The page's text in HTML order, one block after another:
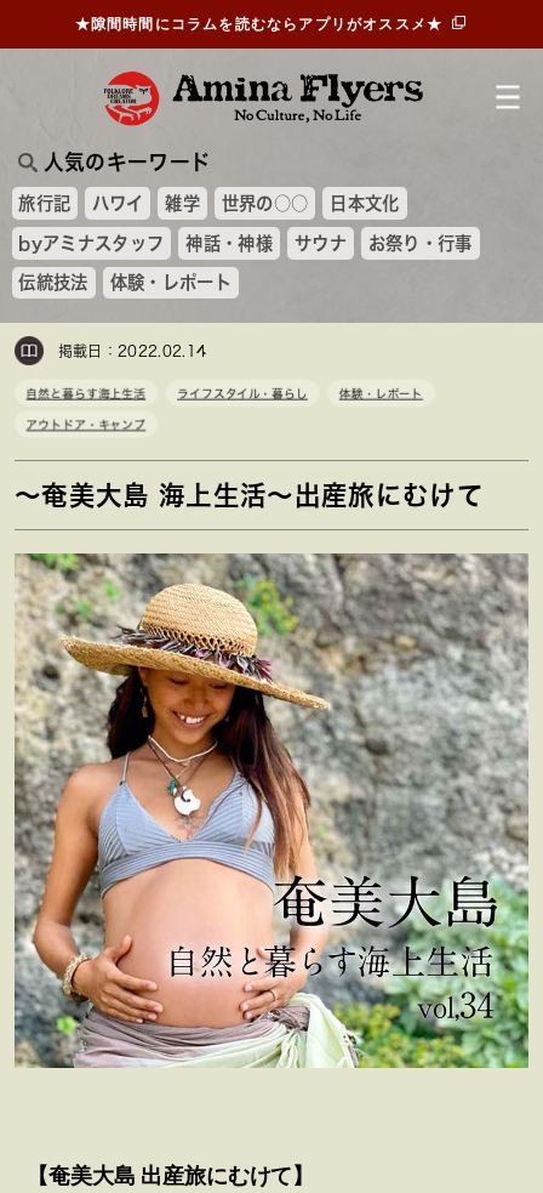
人気のキーワード
旅行記 ハワイ 雑学 世界の○○ 日本文化
byアミナスタッフ 神話・神様 サウナ お祭り・行事
伝統技法 体験・レポート
★隙間時間にコラムを読むならアプリがオススメ★
掲載日：2022.02.14
自然と暮らす海上生活 ライフスタイル・暮らし 体験・レポート
アウトドア・キャンプ
～奄美大島 海上生活～出産旅にむけて
【奄美大島 出産旅にむけて】